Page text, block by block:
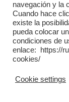
Bolivia:
un
El 10 de
Morales
debido a
navegación y la
Cuando hace
existe la
pueda colocar
condiciones de
enlace: https://
cookies/
Cookie settings